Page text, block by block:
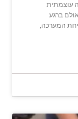
עוצמתית
ברגע
המערכה,